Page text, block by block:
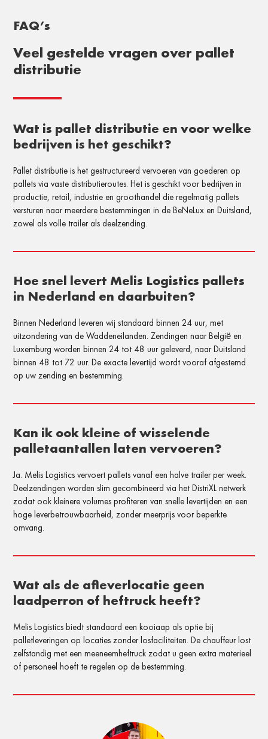
FAQ’s
Veel gestelde vragen over pallet
distributie
Wat is pallet distributie en voor welke
bedrijven is het geschikt?
Pallet distributie is het gestructureerd vervoeren van goederen op
pallets via vaste distributieroutes. Het is geschikt voor bedrijven in
productie, retail, industrie en groothandel die regelmatig pallets
versturen naar meerdere bestemmingen in de BeNeLux en Duitsland,
zowel als volle trailer als deelzending.
Hoe snel levert Melis Logistics pallets
in Nederland en daarbuiten?
Binnen Nederland leveren wij standaard binnen 24 uur, met
uitzondering van de Waddeneilanden. Zendingen naar België en
Luxemburg worden binnen 24 tot 48 uur geleverd, naar Duitsland
binnen 48 tot 72 uur. De exacte levertijd wordt vooraf afgestemd
op uw zending en bestemming.
Kan ik ook kleine of wisselende
palletaantallen laten vervoeren?
Ja. Melis Logistics vervoert pallets vanaf een halve trailer per week.
Deelzendingen worden slim gecombineerd via het DistriXL netwerk
zodat ook kleinere volumes profiteren van snelle levertijden en een
hoge leverbetrouwbaarheid, zonder meerprijs voor beperkte
omvang.
Wat als de afleverlocatie geen
laadperron of heftruck heeft?
Melis Logistics biedt standaard een kooiaap als optie bij
palletleveringen op locaties zonder losfaciliteiten. De chauffeur lost
zelfstandig met een meeneemheftruck zodat u geen extra materieel
of personeel hoeft te regelen op de bestemming.